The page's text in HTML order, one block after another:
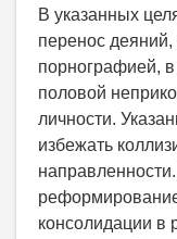
В указанных
перенос
порнографией, в
половой
личности.
избежать
консолидации в